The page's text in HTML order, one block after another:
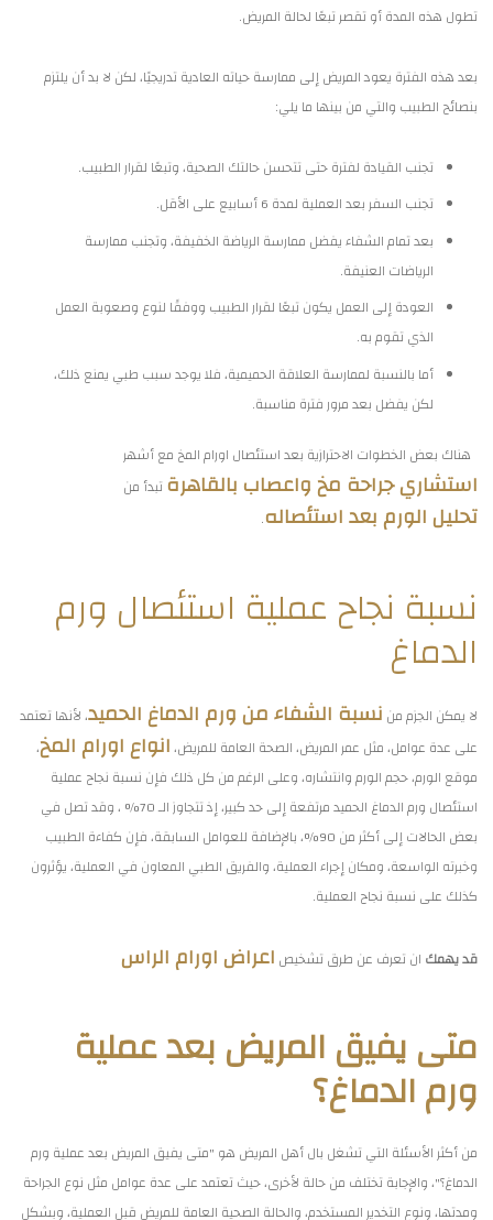
تطول هذه المدة أو تقصر تبعًا لحالة المريض.
بعد هذه الفترة يعود المريض إلى ممارسة حياته العادية تدريجيًا، لكن لا بد أن يلتزم
بنصائح الطبيب والتي من بينها ما يلي:
تجنب القيادة لفترة حتى تتحسن حالتك الصحية، وتبعًا لقرار الطبيب.
تجنب السفر بعد العملية لمدة 6 أسابيع على الأقل.
بعد تمام الشفاء يفضل ممارسة الرياضة الخفيفة، وتجنب ممارسة
الرياضات العنيفة.
العودة إلى العمل يكون تبعًا لقرار الطبيب ووفقًا لنوع وصعوبة العمل
الذي تقوم به.
أما بالنسبة لممارسة العلاقة الحميمية، فلا يوجد سبب طبي يمنع ذلك،
لكن يفضل بعد مرور فترة مناسبة.
هناك بعض الخطوات الاحترازية بعد استئصال اورام المخ مع أشهر
استشاري جراحة مخ واعصاب بالقاهرة تبدأ من
تحليل الورم بعد استئصاله.
نسبة نجاح عملية استئصال ورم
الدماغ
لا يمكن الجزم من نسبة الشفاء من ورم الدماغ الحميد، لأنها تعتمد
على عدة عوامل، مثل عمر المريض، الصحة العامة للمريض،انواع اورام المخ،
موقع الورم، حجم الورم وانتشاره، وعلى الرغم من كل ذلك فإن نسبة نجاح عملية
استئصال ورم الدماغ الحميد مرتفعة إلى حد كبير، إذ تتجاوز الـ 70% ، وقد تصل في
بعض الحالات إلى أكثر من 90%، بالإضافة للعوامل السابقة، فإن كفاءة الطبيب
وخبرته الواسعة، ومكان إجراء العملية، والفريق الطبي المعاون في العملية، يؤثرون
كذلك على نسبة نجاح العملية.
قد يهمك ان تعرف عن طرق تشخيص اعراض اورام الراس
متى يفيق المريض بعد عملية
ورم الدماغ؟
من أكثر الأسئلة التي تشغل بال أهل المريض هو "متى يفيق المريض بعد عملية ورم
الدماغ؟"، والإجابة تختلف من حالة لأخرى، حيث تعتمد على عدة عوامل مثل نوع الجراحة
ومدتها، ونوع التخدير المستخدم، والحالة الصحية العامة للمريض قبل العملية، وبشكل